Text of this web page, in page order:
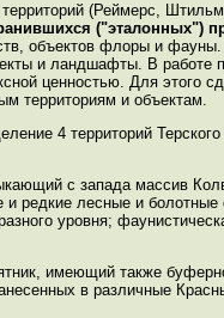
(Реймерс,
("эталонных")
объектов флоры и фауны.
и ландшафты. В работе
ценностью. Для этого
территориям и объектам.
4 территорий
с запада массив
редкие лесные и
уровня;
имеющий также
в различные